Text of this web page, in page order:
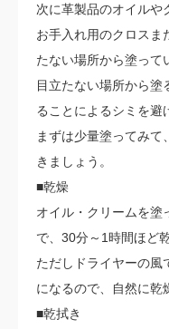
次に革製品のオイルや
お手入れ用のクロスま
たない場所から塗って
目立たない場所から塗
ることによるシミを避
まずは少量塗ってみ
きましょう。
■乾燥
オイル・クリームを塗
で、30分～1時間ほど
ただしドライヤーの風
になるので、自然に乾
■乾拭き